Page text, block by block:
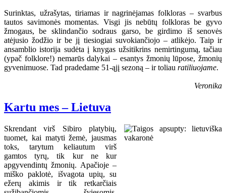
Surinktas, užrašytas, tiriamas ir nagrinėjamas folkloras – svarbus
tautos savimonės momentas. Visgi jis nebūtų folkloras be gyvo
žmogaus, be sklindančio sodraus garso, be girdimo iš senovės
atėjusio žodžio ir be jį tiesiogiai suvokiančiojo – atlikėjo. Taip ir
ansamblio istorija sudėta į knygas užsitikrins nemirtingumą, tačiau
(ypač folklore!) nemarūs dalykai – esantys žmonių lūpose, žmonių
gyvenimuose. Tad pradedame 51-ąjį sezoną – ir toliau ratiliuojame.
Veronika
Kartu mes – Lietuva
Skrendant virš Sibiro platybių,
tuomet, kai matyti žemė, jausmas
toks, tarytum keliautum virš
gamtos tyrų, tik kur ne kur
apgyvendintų žmonių. Apačioje –
miško paklotė, išvagota upių, su
ežerų akimis ir tik retkarčiais